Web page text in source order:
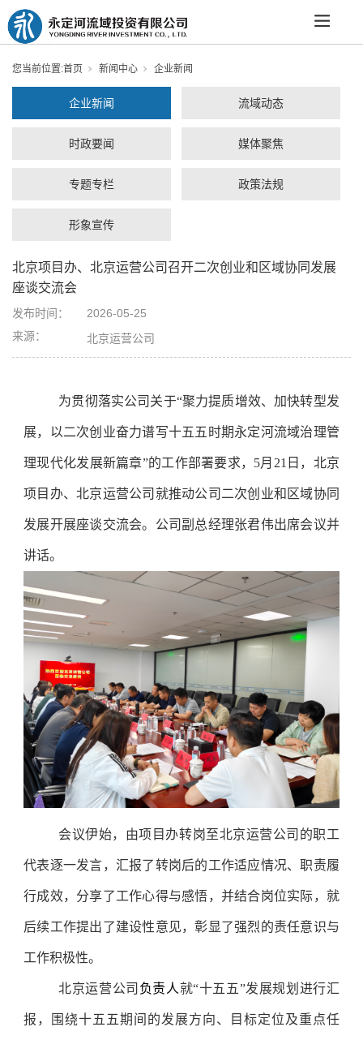
您当前位置:首页 新闻中心 企业新闻
企业新闻 流域动态
时政要闻 媒体聚焦
专题专栏 政策法规
形象宣传
北京项目办、北京运营公司召开二次创业和区域协同发展
座谈交流会
发布时间：
2026-05-25
来源：
北京运营公司
为贯彻落实公司关于“聚力提质增效、加快转型发
展，以二次创业奋力谱写十五五时期永定河流域治理管
理现代化发展新篇章”的工作部署要求，5月21日，北京
项目办、北京运营公司就推动公司二次创业和区域协同
发展开展座谈交流会。公司副总经理张君伟出席会议并
讲话。
会议伊始，由项目办转岗至北京运营公司的职工
代表逐一发言，汇报了转岗后的工作适应情况、职责履
行成效，分享了工作心得与感悟，并结合岗位实际，就
后续工作提出了建设性意见，彰显了强烈的责任意识与
工作积极性。
北京运营公司 负责人就“十五五”发展规划进行汇
报，围绕十五五期间的发展方向、目标定位及重点任